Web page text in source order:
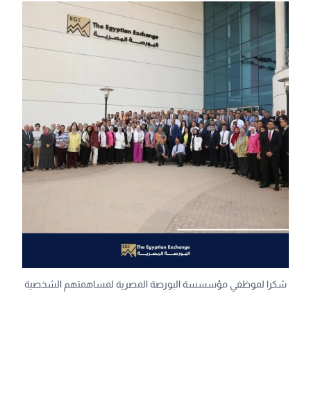
شكرا لموظفي مؤسسسة البورصة المصرية لمساهمتهم الشخصية